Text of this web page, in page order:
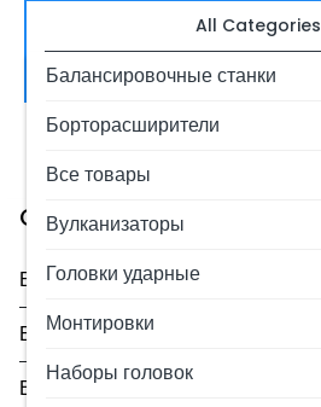
All Categories
Балансировочные станки
Борторасширители
Все товары
Вулканизаторы
Головки ударные
Монтировки
Наборы головок
Искать:
Category
Балансировочные станки
Борторасширители
Все товары